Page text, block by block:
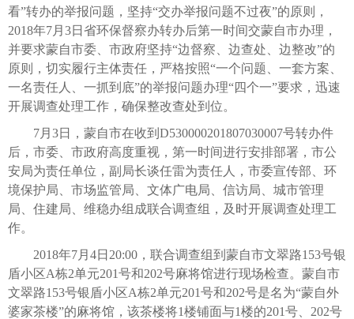
看”转办的举报问题，坚持“交办举报问题不过夜”的原则，
2018年7月3日省环保督察办转办后第一时间交蒙自市办理，
并要求蒙自市委、市政府坚持“边督察、边查处、边整改”的
原则，切实履行主体责任，严格按照“一个问题、一套方案、
一名责任人、一抓到底”的举报问题办理“四个一”要求，迅速
开展调查处理工作，确保整改查处到位。
7月3日，蒙自市在收到D530000201807030007号转办件
后，市委、市政府高度重视，第一时间进行安排部署，市公
安局为责任单位，副局长谈任雷为责任人，市委宣传部、环
境保护局、市场监管局、文体广电局、信访局、城市管理
局、住建局、维稳办组成联合调查组，及时开展调查处理工
作。
2018年7月4日20:00，联合调查组到蒙自市文翠路153号银
盾小区A栋2单元201号和202号麻将馆进行现场检查。蒙自市
文翠路153号银盾小区A栋2单元201号和202号是名为“蒙自外
婆家茶楼”的麻将馆，该茶楼将1楼铺面与1楼的201号、202号